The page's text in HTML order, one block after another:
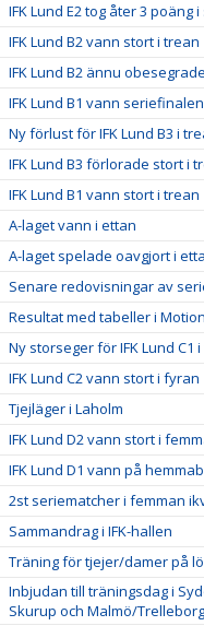
IFK Lund E2 tog åter 3 poäng
IFK Lund B2 vann stort i trean
IFK Lund B2 ännu
IFK Lund B1 vann
Ny förlust för IFK Lund B3 i
IFK Lund B3 förlorade stort i
IFK Lund B1 vann stort i trean
A-laget vann i ettan
A-laget spelade oavgjort i
Senare redovisningar av
Resultat med tabeller i
Ny storseger för IFK Lund C1
IFK Lund C2 vann stort i fyran
Tjejläger i Laholm
IFK Lund D2 vann stort i
IFK Lund D1 vann på
2st seriematcher i femman
Sammandrag i IFK-hallen
Träning för tjejer/damer på
Inbjudan till träningsdag i
Skurup och Malmö/Trelleborg